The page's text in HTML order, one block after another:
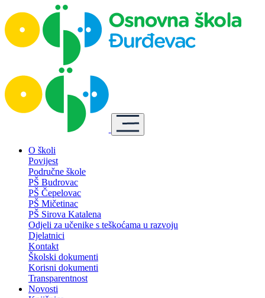
O školi
Povijest
Područne škole
PŠ Budrovac
PŠ Čepelovac
PŠ Mičetinac
PŠ Sirova Katalena
Odjeli za učenike s teškoćama u razvoju
Djelatnici
Kontakt
Školski dokumenti
Korisni dokumenti
Transparentnost
Novosti